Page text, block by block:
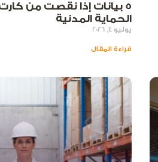
5 بيانات إذا نقصت من
الحماية المدنية
يوليو 4, 2026
قراءة المقال